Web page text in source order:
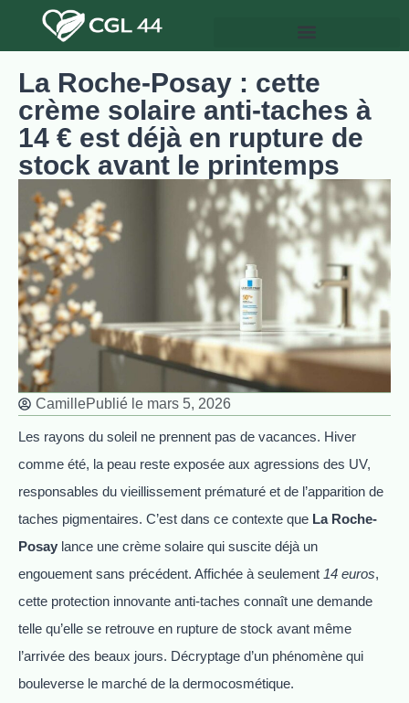
La Roche-Posay : cette
crème solaire anti-taches à
14 € est déjà en rupture de
stock avant le printemps
CamillePublié le mars 5, 2026
Les rayons du soleil ne prennent pas de vacances. Hiver
comme été, la peau reste exposée aux agressions des UV,
responsables du vieillissement prématuré et de l’apparition de
taches pigmentaires. C’est dans ce contexte que La Roche-
Posay lance une crème solaire qui suscite déjà un
engouement sans précédent. Affichée à seulement 14 euros,
cette protection innovante anti-taches connaît une demande
telle qu’elle se retrouve en rupture de stock avant même
l’arrivée des beaux jours. Décryptage d’un phénomène qui
bouleverse le marché de la dermocosmétique.